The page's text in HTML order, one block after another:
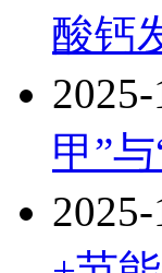
酸钙
甲”与